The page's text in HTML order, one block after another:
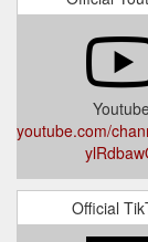
Youtube
youtube.com/
Official